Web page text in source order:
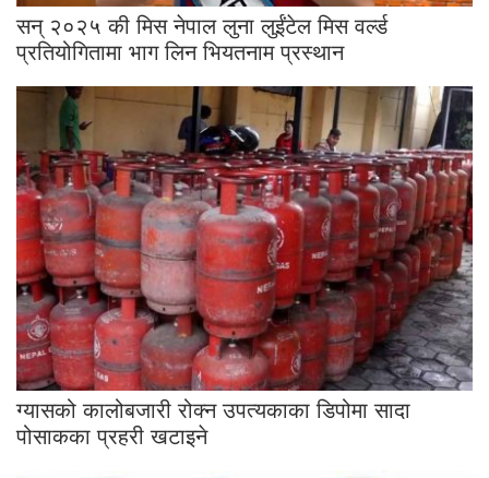
सन् २०२५ की मिस नेपाल लुना लुईंटेल मिस वर्ल्ड
प्रतियोगितामा भाग लिन भियतनाम प्रस्थान
ग्यासको कालोबजारी रोक्न उपत्यकाका डिपोमा सादा
पोसाकका प्रहरी खटाइने